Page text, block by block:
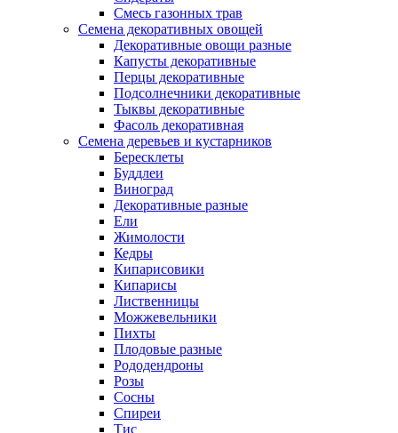
Смесь газонных трав
Семена декоративных овощей
Декоративные овощи разные
Капусты декоративные
Перцы декоративные
Подсолнечники декоративные
Тыквы декоративные
Фасоль декоративная
Семена деревьев и кустарников
Бересклеты
Буддлеи
Виноград
Декоративные разные
Ели
Жимолости
Кедры
Кипарисовики
Кипарисы
Лиственницы
Можжевельники
Пихты
Плодовые разные
Рододендроны
Розы
Сосны
Спиреи
Тис